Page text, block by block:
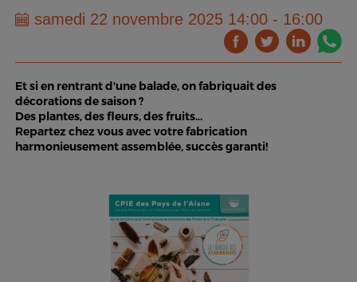
samedi 22 novembre 2025 14:00 - 16:00
Et si en rentrant d'une balade, on fabriquait des
décorations de saison ?
Des plantes, des fleurs, des fruits...
Repartez chez vous avec votre fabrication
harmonieusement assemblée, succès garanti!